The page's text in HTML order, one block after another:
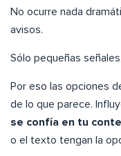
No ocurre nada
avisos.
Sólo pequeñas
Por eso las opciones
de lo que parece.
se confía en tu
o el texto tengan la